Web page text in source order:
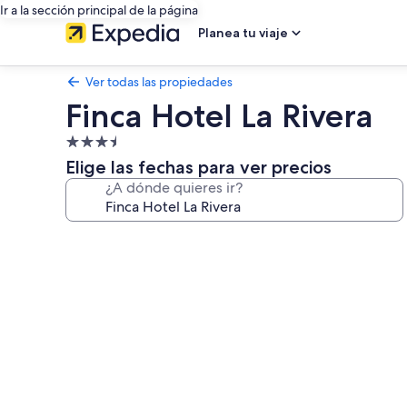
Ir a la sección principal de la página
Planea tu viaje
Ver todas las propiedades
Finca Hotel La Rivera
Propiedad
de
3.5
estrellas
Elige las fechas para ver precios
¿A dónde quieres ir?